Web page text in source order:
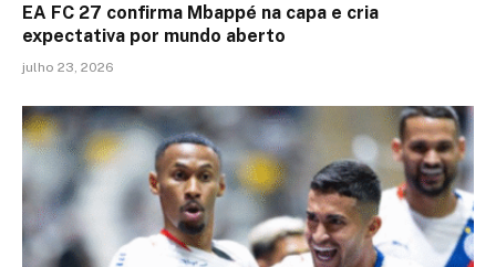
EA FC 27 confirma Mbappé na capa e cria
expectativa por mundo aberto
julho 23, 2026